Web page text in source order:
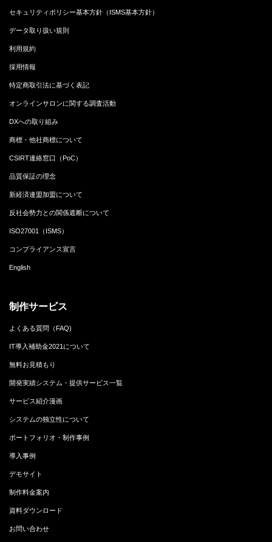
セキュリティポリシー基本方針（ISMS基本方針）
データ取り扱い規則
利用規約
採用情報
特定商取引法に基づく表記
オンラインサロンに関する調査活動
DXへの取り組み
商標・他社商標について
CSIRT連絡窓口（PoC）
品質保証の理念
新経済連盟加盟について
反社会勢力との関係遮断について
ISO27001（ISMS）
コンプライアンス宣言
English
制作サービス
よくある質問（FAQ)
IT導入補助金2021について
無料お見積もり
開発実績システム・提供サービス一覧
サービス紹介漫画
システムの独立性について
ポートフォリオ・制作事例
導入事例
デモサイト
制作料金案内
資料ダウンロード
お問い合わせ